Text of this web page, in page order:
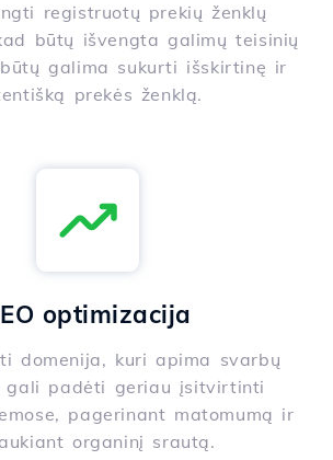
registruotų prekių ženklų
būtų išvengta galimų teisinių
galima sukurti išskirtinę ir
prekės ženklą.
optimizacija
domenija, kuri apima svarbų
gali padėti geriau įsitvirtinti
pagerinant matomumą ir
organinį srautą.